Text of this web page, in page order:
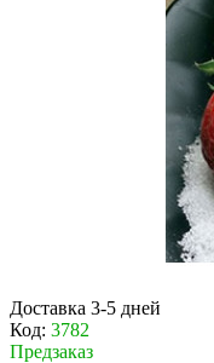
Доставка 3-5 дней
Код: 3782
Предзаказ